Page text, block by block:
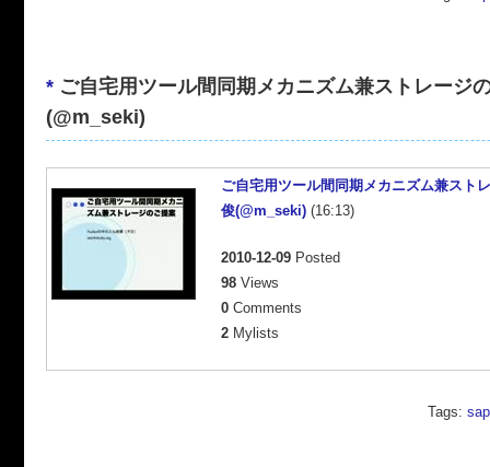
* ご自宅用ツール間同期メカニズム兼ストレージ
(@m_seki)
ご自宅用ツール間同期メカニズム兼スト
俊(@m_seki) (16:13)
2010-12-09 Posted
98 Views
0 Comments
2 Mylists
Tags: